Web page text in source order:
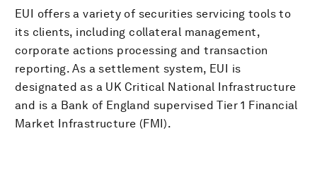
EUI offers a variety of securities servicing tools to
its clients, including collateral management,
corporate actions processing and transaction
reporting. As a settlement system, EUI is
designated as a UK Critical National Infrastructure
and is a Bank of England supervised Tier 1 Financial
Market Infrastructure (FMI).